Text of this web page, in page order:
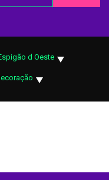
d Oeste